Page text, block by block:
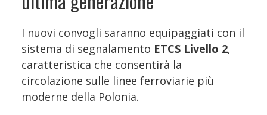
I nuovi convogli saranno equipaggiati con il
sistema di segnalamento ETCS Livello 2,
caratteristica che consentirà la
circolazione sulle linee ferroviarie più
moderne della Polonia.